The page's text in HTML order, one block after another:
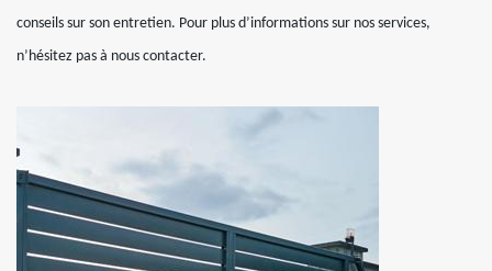
conseils sur son entretien. Pour plus d’informations sur nos services,
n’hésitez pas à nous contacter.